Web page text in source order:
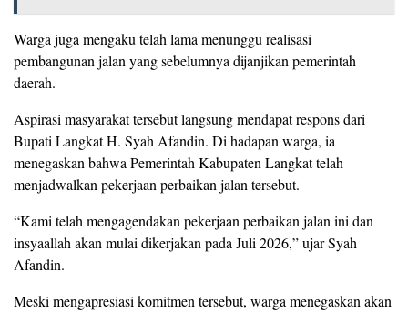
Warga juga mengaku telah lama menunggu realisasi
pembangunan jalan yang sebelumnya dijanjikan pemerintah
daerah.
Aspirasi masyarakat tersebut langsung mendapat respons dari
Bupati Langkat H. Syah Afandin. Di hadapan warga, ia
menegaskan bahwa Pemerintah Kabupaten Langkat telah
menjadwalkan pekerjaan perbaikan jalan tersebut.
“Kami telah mengagendakan pekerjaan perbaikan jalan ini dan
insyaallah akan mulai dikerjakan pada Juli 2026,” ujar Syah
Afandin.
Meski mengapresiasi komitmen tersebut, warga menegaskan akan